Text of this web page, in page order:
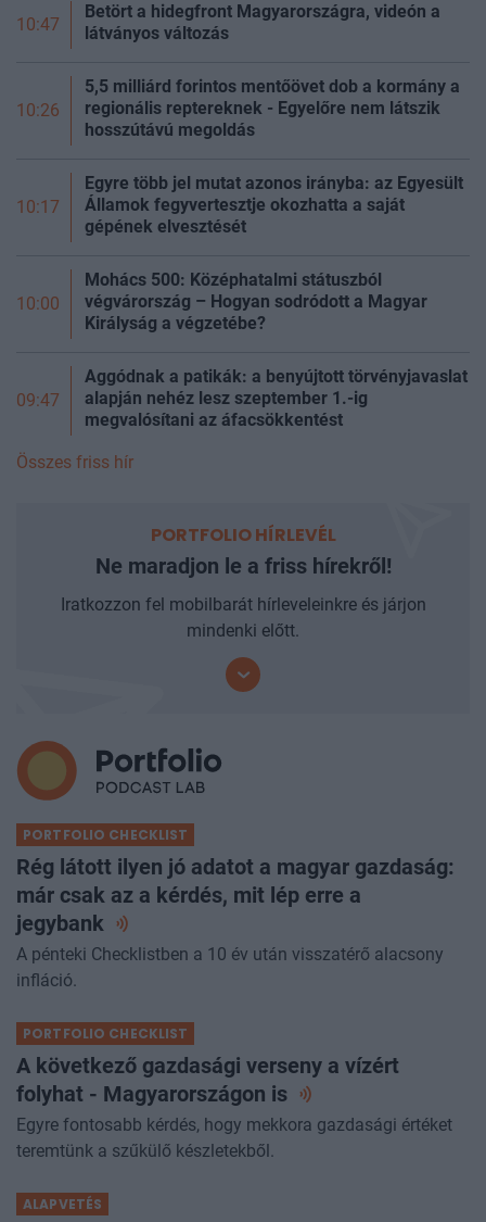
10:47
Betört a hidegfront Magyarországra, videón a
látványos változás
10:26
5,5 milliárd forintos mentőövet dob a kormány a
regionális reptereknek - Egyelőre nem látszik
hosszútávú megoldás
10:17
Egyre több jel mutat azonos irányba: az Egyesült
Államok fegyvertesztje okozhatta a saját
gépének elvesztését
10:00
Mohács 500: Középhatalmi státuszból
végvárország – Hogyan sodródott a Magyar
Királyság a végzetébe?
09:47
Aggódnak a patikák: a benyújtott törvényjavaslat
alapján nehéz lesz szeptember 1.-ig
megvalósítani az áfacsökkentést
Összes friss hír
PORTFOLIO HÍRLEVÉL
Ne maradjon le a friss hírekről!
Iratkozzon fel mobilbarát hírleveleinkre és járjon
mindenki előtt.
PORTFOLIO CHECKLIST
Rég látott ilyen jó adatot a magyar gazdaság:
már csak az a kérdés, mit lép erre a
jegybank
A pénteki Checklistben a 10 év után visszatérő alacsony
infláció.
PORTFOLIO CHECKLIST
A következő gazdasági verseny a vízért
folyhat - Magyarországon is
Egyre fontosabb kérdés, hogy mekkora gazdasági értéket
teremtünk a szűkülő készletekből.
ALAPVETÉS